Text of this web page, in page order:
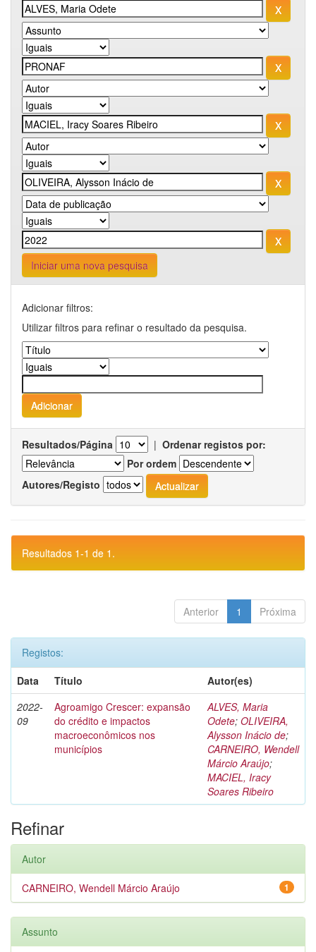
Iniciar uma nova pesquisa
Adicionar filtros:
Utilizar filtros para refinar o resultado da pesquisa.
Resultados/Página | Ordenar registos por:
Por ordem
Autores/Registo
Resultados 1-1 de 1.
Anterior 1 Próxima
Registos:
Data
Título
Autor(es)
2022-
09
Agroamigo Crescer: expansão
do crédito e impactos
macroeconômicos nos
municípios
ALVES, Maria
Odete; OLIVEIRA,
Alysson Inácio de;
CARNEIRO, Wendell
Márcio Araújo;
MACIEL, Iracy
Soares Ribeiro
Refinar
Autor
1
CARNEIRO, Wendell Márcio Araújo
Assunto